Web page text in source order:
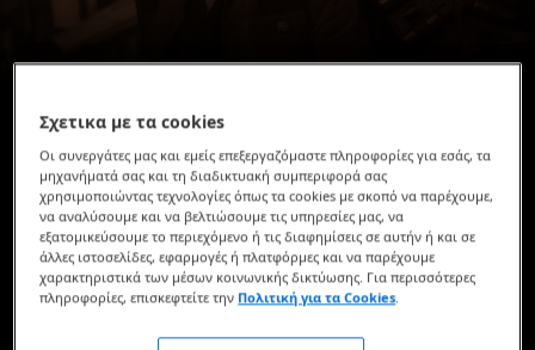
Διαθέσιμη τώρα στο Disney+* & Ψηφιακή λήψη
ΔΕΙΤΕ ΤΗΝ ΣΤΟ DISNEY+
Σχετικα με τα cookies
Οι συνεργάτες μας και εμείς επεξεργαζόμαστε πληροφορίες για εσάς, τα
μηχανήματά σας και τη διαδικτυακή συμπεριφορά σας
χρησιμοποιώντας τεχνολογίες όπως τα cookies με σκοπό να παρέχουμε,
να αναλύσουμε και να βελτιώσουμε τις υπηρεσίες μας, να
εξατομικεύσουμε το περιεχόμενο ή τις διαφημίσεις σε αυτήν ή και σε
άλλες ιστοσελίδες, εφαρμογές ή πλατφόρμες και να παρέχουμε
χαρακτηριστικά των μέσων κοινωνικής δικτύωσης. Για περισσότερες
πληροφορίες, επισκεφτείτε την Πολιτική για τα Cookies